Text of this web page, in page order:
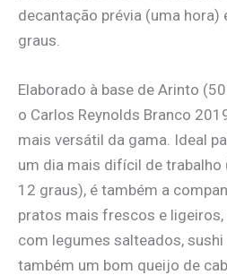
decantação prévia (uma hora)
graus.
Elaborado à base de Arinto
o Carlos Reynolds Branco
mais versátil da gama. Ideal
um dia mais difícil de trabalho
12 graus), é também a
pratos mais frescos e
com legumes salteados,
também um bom queijo de